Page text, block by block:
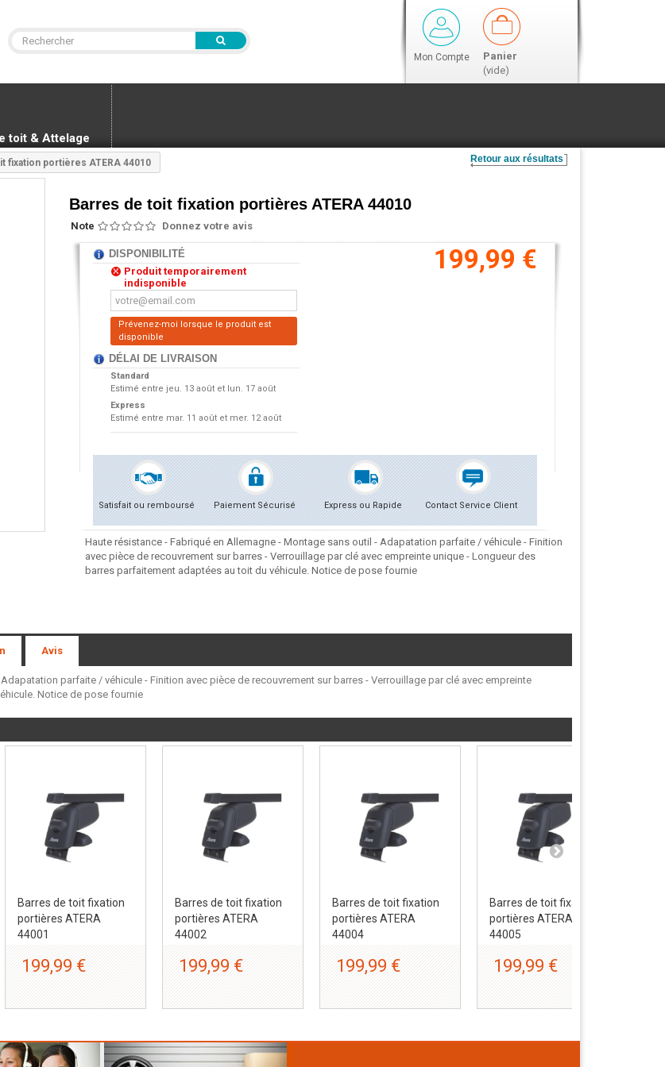
Mon Compte
Panier
(vide)
toit & Attelage
fixation portières ATERA 44010 Retour aux résultats
Barres de toit fixation portières ATERA 44010
Note Donnez votre avis
DISPONIBILITÉ
Produit temporairement
indisponible
Prévenez-moi lorsque le produit est
disponible
DÉLAI DE LIVRAISON
Standard
Estimé entre jeu. 13 août et lun. 17 août
Express
Estimé entre mar. 11 août et mer. 12 août
199,99 €
Satisfait ou remboursé Paiement Sécurisé Express ou Rapide Contact Service Client
Haute résistance - Fabriqué en Allemagne - Montage sans outil - Adapatation parfaite / véhicule - Finition
avec pièce de recouvrement sur barres - Verrouillage par clé avec empreinte unique - Longueur des
barres parfaitement adaptées au toit du véhicule. Notice de pose fournie
Avis
parfaite / véhicule - Finition avec pièce de recouvrement sur barres - Verrouillage par clé avec empreinte
Notice de pose fournie
Barres de toit fixation
portières ATERA
44001
199,99 €
Barres de toit fixation
portières ATERA
44002
199,99 €
Barres de toit fixation
portières ATERA
44004
199,99 €
Barres de toit fixation
portières ATERA
44005
199,99 €